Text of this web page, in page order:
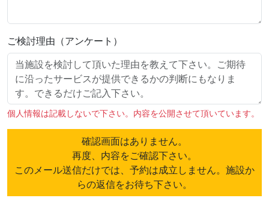
ご検討理由（アンケート）
個人情報は記載しないで下さい。内容を公開させて頂いています。
確認画面はありません。
再度、内容をご確認下さい。
このメール送信だけでは、予約は成立しません。施設か
らの返信をお待ち下さい。